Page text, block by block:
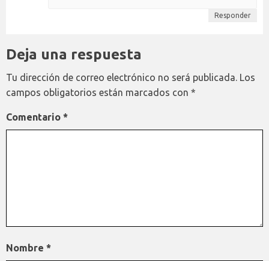
Responder
Deja una respuesta
Tu dirección de correo electrónico no será publicada. Los
campos obligatorios están marcados con *
Comentario *
Nombre *